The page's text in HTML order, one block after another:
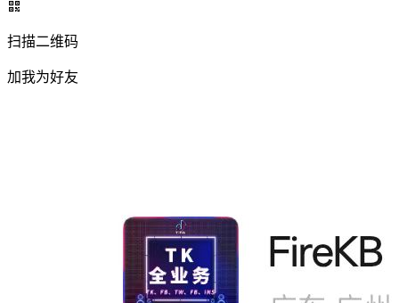
扫描二维码
加我为好友